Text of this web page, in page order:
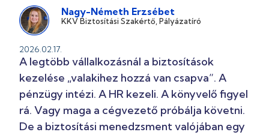
Nagy-Németh Erzsébet
KKV Biztosítási Szakértő, Pályázatíró
2026.02.17.
A legtöbb vállalkozásnál a biztosítások
kezelése „valakihez hozzá van csapva”. A
pénzügy intézi. A HR kezeli. A könyvelő figyel
rá. Vagy maga a cégvezető próbálja követni.
De a biztosítási menedzsment valójában egy